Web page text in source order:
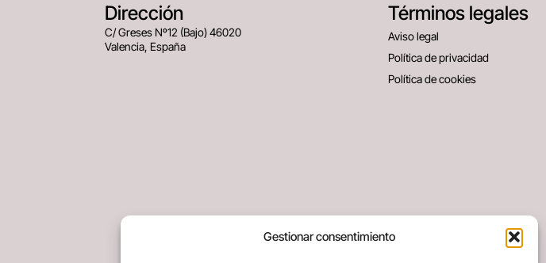
Gestionar consentimiento
Dirección
C/ Greses Nº12 (Bajo) 46020
Valencia, España
Términos legales
Aviso legal
Política de privacidad
Política de cookies